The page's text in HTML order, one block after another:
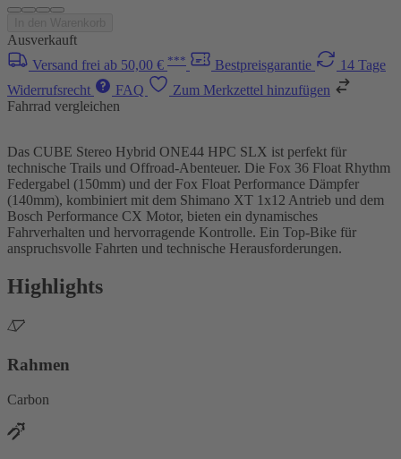
Ausverkauft
Versand frei ab 50,00 € *** Bestpreisgarantie
14 Tage
Widerrufsrecht
FAQ
Zum Merkzettel hinzufügen
Fahrrad vergleichen
Das CUBE Stereo Hybrid ONE44 HPC SLX ist perfekt für
technische Trails und Offroad-Abenteuer. Die Fox 36 Float Rhythm
Federgabel (150mm) und der Fox Float Performance Dämpfer
(140mm), kombiniert mit dem Shimano XT 1x12 Antrieb und dem
Bosch Performance CX Motor, bieten ein dynamisches
Fahrverhalten und hervorragende Kontrolle. Ein Top-Bike für
anspruchsvolle Fahrten und technische Herausforderungen.
Highlights
Rahmen
Carbon